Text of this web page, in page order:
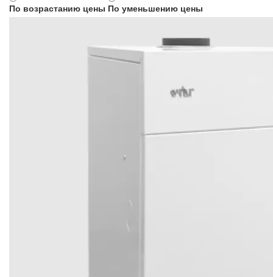
По возрастанию цены По уменьшению цены